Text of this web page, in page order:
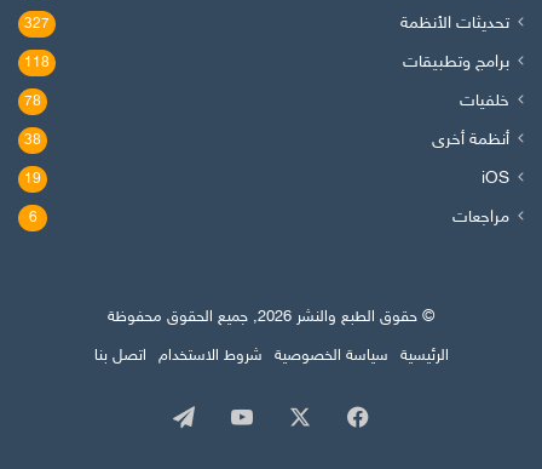
تحديثات الأنظمة 327
برامج وتطبيقات 118
خلفيات 78
أنظمة أخرى 38
iOS
19
مراجعات 6
© حقوق الطبع والنشر 2026, جميع الحقوق محفوظة
الرئيسية
سياسة الخصوصية شروط الاستخدام اتصل بنا
فيسبوك ‫YouTube